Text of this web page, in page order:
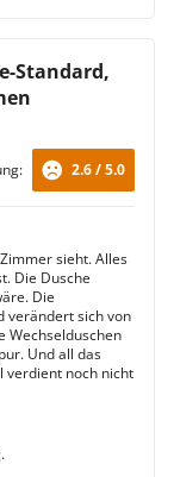
Standard,
2.6 / 5.0
sieht. Alles
Die Dusche
Die
verändert sich von
Wechselduschen
Und all das
verdient noch nicht